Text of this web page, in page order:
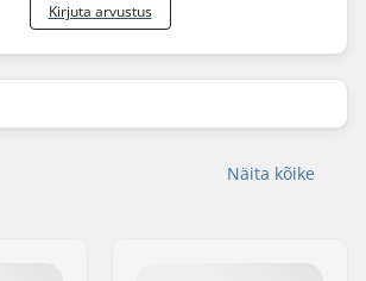
Kirjuta arvustus
Näita kõike